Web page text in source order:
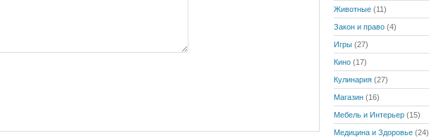
Животные (11)
Закон и право (4)
Игры (27)
Кино (17)
Кулинария (27)
Магазин (16)
Мебель и Интерьер (15)
Медицина и Здоровье (24)